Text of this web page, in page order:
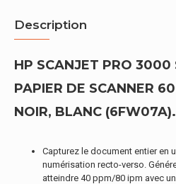
Description
HP SCANJET PRO
PAPIER DE SCANNER
NOIR, BLANC (6FW07A).
Capturez le document entier en
numérisation recto-verso.
atteindre 40 ppm/80 ipm avec